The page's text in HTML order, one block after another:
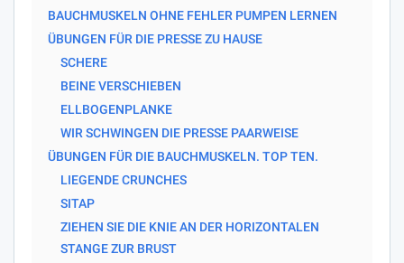
BAUCHMUSKELN OHNE FEHLER PUMPEN LERNEN
ÜBUNGEN FÜR DIE PRESSE ZU HAUSE
SCHERE
BEINE VERSCHIEBEN
ELLBOGENPLANKE
WIR SCHWINGEN DIE PRESSE PAARWEISE
ÜBUNGEN FÜR DIE BAUCHMUSKELN. TOP TEN.
LIEGENDE CRUNCHES
SITAP
ZIEHEN SIE DIE KNIE AN DER HORIZONTALEN
STANGE ZUR BRUST